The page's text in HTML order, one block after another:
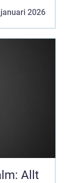
2026
Allt